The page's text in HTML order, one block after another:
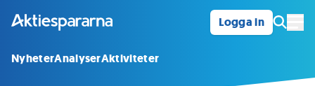
Logga in
NyheterAnalyserAktiviteter